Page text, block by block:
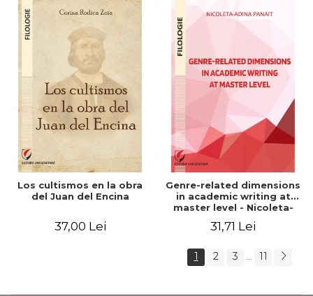
Los cultismos en la obra
del Juan del Encina
37,00 Lei
Genre-related dimensions
in academic writing at
master level - Nicoleta-
31,71 Lei
1 2 3 ... 11